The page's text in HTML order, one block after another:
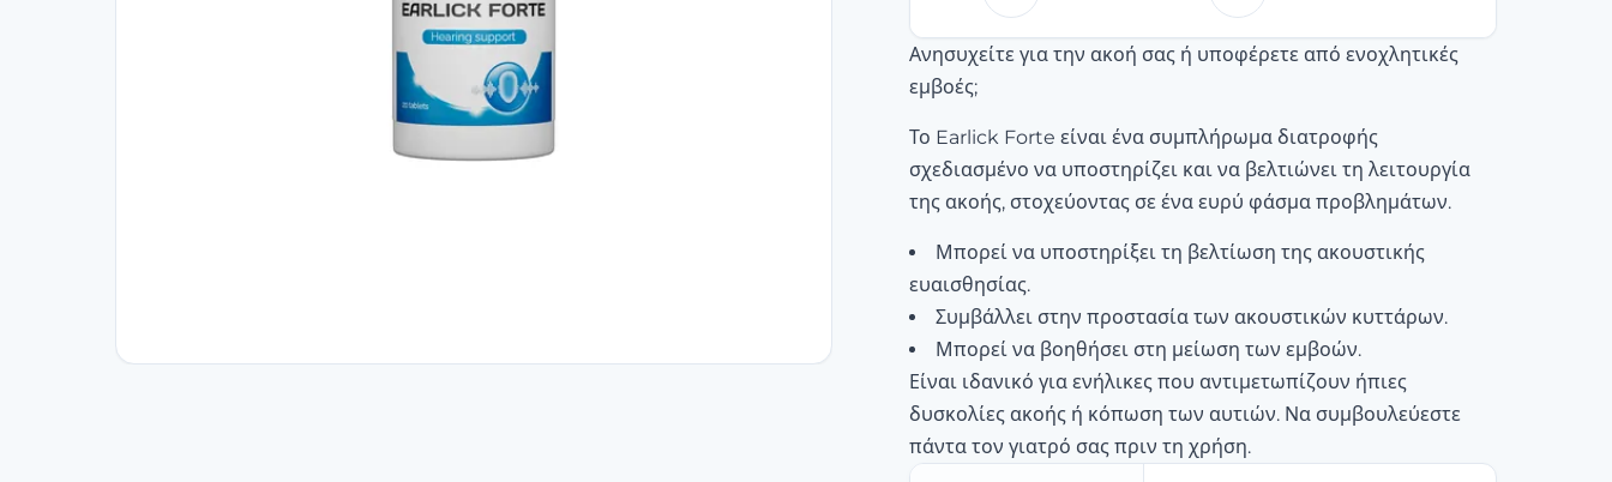
Ανησυχείτε για την ακοή σας ή υποφέρετε από ενοχλητικές
εμβοές;
Το Earlick Forte είναι ένα συμπλήρωμα διατροφής
σχεδιασμένο να υποστηρίζει και να βελτιώνει τη λειτουργία
της ακοής, στοχεύοντας σε ένα ευρύ φάσμα προβλημάτων.
Μπορεί να υποστηρίξει τη βελτίωση της ακουστικής
ευαισθησίας.
Συμβάλλει στην προστασία των ακουστικών κυττάρων.
Μπορεί να βοηθήσει στη μείωση των εμβοών.
Είναι ιδανικό για ενήλικες που αντιμετωπίζουν ήπιες
δυσκολίες ακοής ή κόπωση των αυτιών. Να συμβουλεύεστε
πάντα τον γιατρό σας πριν τη χρήση.